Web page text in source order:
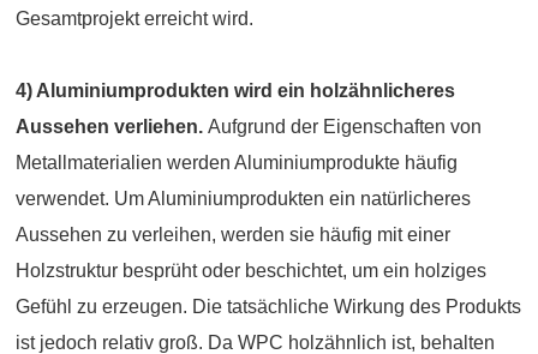
Gesamtprojekt erreicht wird.
4) Aluminiumprodukten wird ein holzähnlicheres
Aussehen verliehen.Aufgrund der Eigenschaften von
Metallmaterialien werden Aluminiumprodukte häufig
verwendet. Um Aluminiumprodukten ein natürlicheres
Aussehen zu verleihen, werden sie häufig mit einer
Holzstruktur besprüht oder beschichtet, um ein holziges
Gefühl zu erzeugen. Die tatsächliche Wirkung des Produkts
ist jedoch relativ groß. Da WPC holzähnlich ist, behalten